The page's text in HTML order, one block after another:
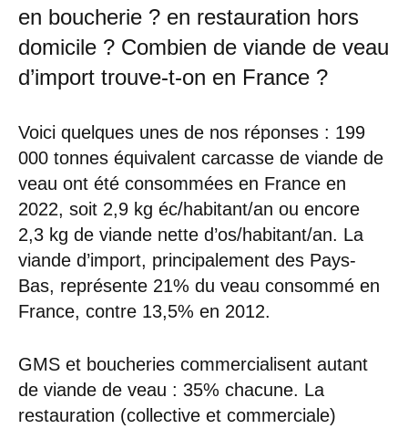
en boucherie ? en restauration hors
domicile ? Combien de viande de veau
d’import trouve-t-on en France ?
Voici quelques unes de nos réponses : 199
000 tonnes équivalent carcasse de viande de
veau ont été consommées en France en
2022, soit 2,9 kg éc/habitant/an ou encore
2,3 kg de viande nette d’os/habitant/an. La
viande d’import, principalement des Pays-
Bas, représente 21% du veau consommé en
France, contre 13,5% en 2012.
GMS et boucheries commercialisent autant
de viande de veau : 35% chacune. La
restauration (collective et commerciale)